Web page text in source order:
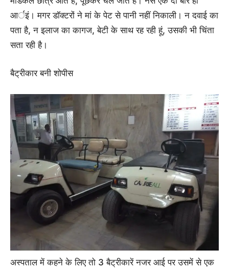
आर्इं। मगर डॉक्टरों ने मां के पेट से पानी नहीं निकाली। न दवाई का
पता है, न इलाज का कागज, बेटी के साथ रह रही हूं, उसकी भी चिंता
सता रही है।
बैट्रीकार बनी शोपीस
अस्पताल में कहने के लिए तो 3 बैट्रीकारें नजर आई पर उसमें से एक